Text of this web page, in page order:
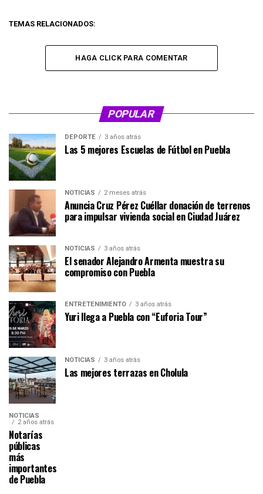
TEMAS RELACIONADOS:
HAGA CLICK PARA COMENTAR
POPULAR
DEPORTE 3 años atrás
Las 5 mejores Escuelas de Fútbol en Puebla
NOTICIAS 2 meses atrás
Anuncia Cruz Pérez Cuéllar donación de terrenos
para impulsar vivienda social en Ciudad Juárez
NOTICIAS 3 años atrás
El senador Alejandro Armenta muestra su
compromiso con Puebla
ENTRETENIMIENTO 3 años atrás
Yuri llega a Puebla con “Euforia Tour”
NOTICIAS 3 años atrás
Las mejores terrazas en Cholula
NOTICIAS
2 años atrás
Notarías
públicas
más
importantes
de Puebla